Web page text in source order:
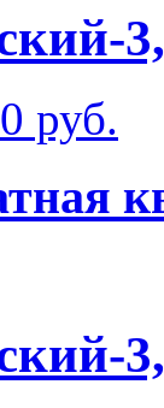
руб.